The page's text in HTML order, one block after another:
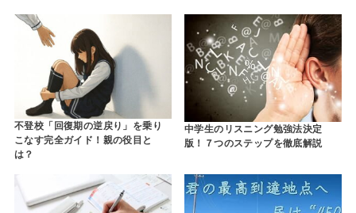
不登校「回復期の逆戻り」を乗り
こなす完全ガイド！親の役目と
は？
中学生のリスニング勉強法決定
版！７つのステップを徹底解説